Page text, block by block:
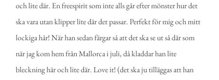
och lite där. En freespirit som inte alls går efter mönster hur det
ska vara utan klipper lite där det passar. Perfekt för mig och mitt
lockiga hår! När han sedan färgar så att det ska se ut så där som
när jag kom hem från Mallorca i juli, då kladdar han lite
bleckning här och lite där. Love it! (det ska ju tilläggas att han